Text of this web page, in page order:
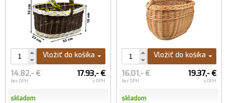
Vložiť do košíka
14.82,- €
bez DPH
17.93,- €
s DPH
skladom
Vložiť do košíka
16.01,- €
bez DPH
19.37,- €
s DPH
skladom